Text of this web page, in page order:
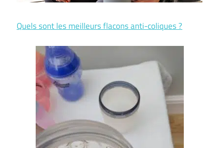
Quels sont les meilleurs flacons anti-coliques ?